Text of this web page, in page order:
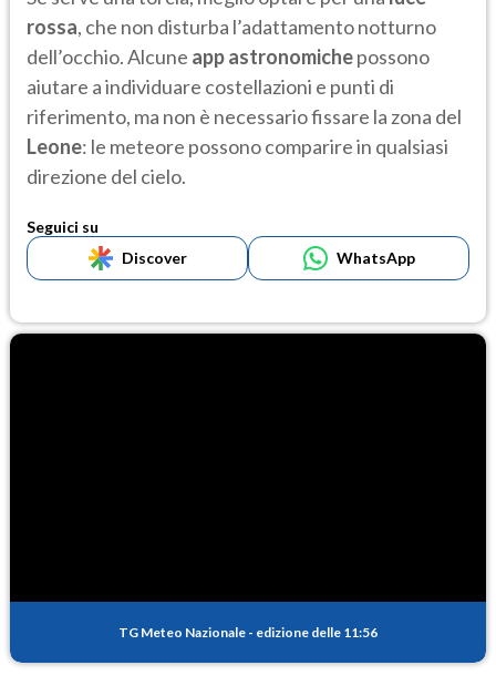
rossa, che non disturba l’adattamento notturno
dell’occhio. Alcune app astronomichepossono
aiutare a individuare costellazioni e punti di
riferimento, ma non è necessario fissare la zona del
Leone: le meteore possono comparire in qualsiasi
direzione del cielo.
Seguici su
Discover
WhatsApp
TG Meteo Nazionale - edizione delle 11:56